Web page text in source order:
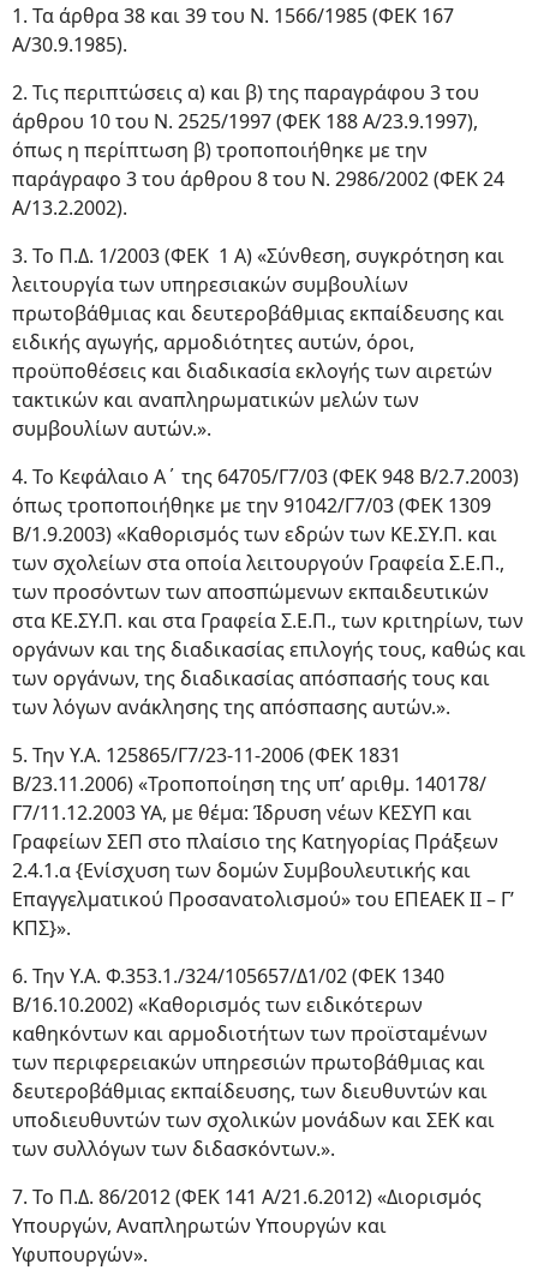
1. Τα άρθρα 38 και 39 του Ν. 1566/1985 (ΦΕΚ 167
Α/30.9.1985).
2. Τις περιπτώσεις α) και β) της παραγράφου 3 του
άρθρου 10 του Ν. 2525/1997 (ΦΕΚ 188 Α/23.9.1997),
όπως η περίπτωση β) τροποποιήθηκε με την
παράγραφο 3 του άρθρου 8 του Ν. 2986/2002 (ΦΕΚ 24
Α/13.2.2002).
3. Το Π.Δ. 1/2003 (ΦΕΚ 1 Α) «Σύνθεση, συγκρότηση και
λειτουργία των υπηρεσιακών συμβουλίων
πρωτοβάθμιας και δευτεροβάθμιας εκπαίδευσης και
ειδικής αγωγής, αρμοδιότητες αυτών, όροι,
προϋποθέσεις και διαδικασία εκλογής των αιρετών
τακτικών και αναπληρωματικών μελών των
συμβουλίων αυτών.».
4. Το Κεφάλαιο Α΄ της 64705/Γ7/03 (ΦΕΚ 948 Β/2.7.2003)
όπως τροποποιήθηκε με την 91042/Γ7/03 (ΦΕΚ 1309
Β/1.9.2003) «Καθορισμός των εδρών των ΚΕ.ΣΥ.Π. και
των σχολείων στα οποία λειτουργούν Γραφεία Σ.Ε.Π.,
των προσόντων των αποσπώμενων εκπαιδευτικών
στα ΚΕ.ΣΥ.Π. και στα Γραφεία Σ.Ε.Π., των κριτηρίων, των
οργάνων και της διαδικασίας επιλογής τους, καθώς και
των οργάνων, της διαδικασίας απόσπασής τους και
των λόγων ανάκλησης της απόσπασης αυτών.».
5. Την Υ.Α. 125865/Γ7/23-11-2006 (ΦΕΚ 1831
Β/23.11.2006) «Τροποποίηση της υπ’ αριθμ. 140178/
Γ7/11.12.2003 ΥΑ, με θέμα: Ίδρυση νέων ΚΕΣΥΠ και
Γραφείων ΣΕΠ στο πλαίσιο της Κατηγορίας Πράξεων
2.4.1.α {Ενίσχυση των δομών Συμβουλευτικής και
Επαγγελματικού Προσανατολισμού» του ΕΠΕΑΕΚ ΙΙ – Γ’
ΚΠΣ}».
6. Την Υ.Α. Φ.353.1./324/105657/Δ1/02 (ΦΕΚ 1340
Β/16.10.2002) «Καθορισμός των ειδικότερων
καθηκόντων και αρμοδιοτήτων των προϊσταμένων
των περιφερειακών υπηρεσιών πρωτοβάθμιας και
δευτεροβάθμιας εκπαίδευσης, των διευθυντών και
υποδιευθυντών των σχολικών μονάδων και ΣΕΚ και
των συλλόγων των διδασκόντων.».
7. Το Π.Δ. 86/2012 (ΦΕΚ 141 Α/21.6.2012) «Διορισμός
Υπουργών, Αναπληρωτών Υπουργών και
Υφυπουργών».